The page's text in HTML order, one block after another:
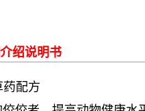
绍说明书
配方